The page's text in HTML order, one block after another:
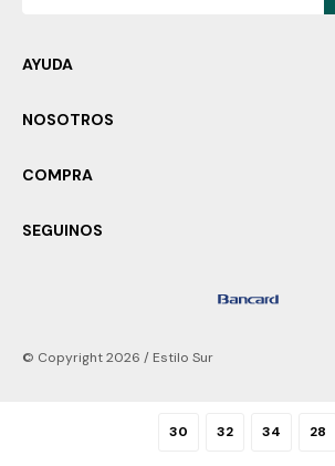
30 32 34 28
AYUDA
NOSOTROS
COMPRA
SEGUINOS
© Copyright 2026 / Estilo Sur